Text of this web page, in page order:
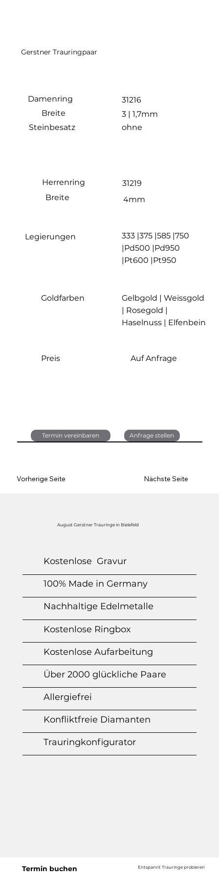
Gerstner Trauringpaar
Damenring
Breite
Steinbesatz
31216
3 | 1,7mm
ohne
Herrenring
Breite
31219
4mm
Legierungen
333 |375 |585 |750
|Pd500 |Pd950
|Pt600 |Pt950
Goldfarben
Gelbgold | Weissgold
| Rosegold |
Haselnuss | Elfenbein
Preis Auf Anfrage
Termin vereinbaren Anfrage stellen
Vorherige Seite Nächste Seite
August Gerstner Trauringe in Bielefeld
Kostenlose Gravur
100% Made in Germany
Nachhaltige Edelmetalle
Kostenlose Ringbox
Kostenlose Aufarbeitung
Über 2000 glückliche Paare
Allergiefrei
Konfliktfreie Diamanten
Trauringkonfigurator
Termin buchen Entspannt Trauringe probieren